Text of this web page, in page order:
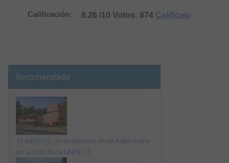
Calificación: 8.26 /10 Votos: 874 Califícalo
Recomendado
13 edificios, un arquitecto: Alvar Aalto entra
en la lista de la UNESCO